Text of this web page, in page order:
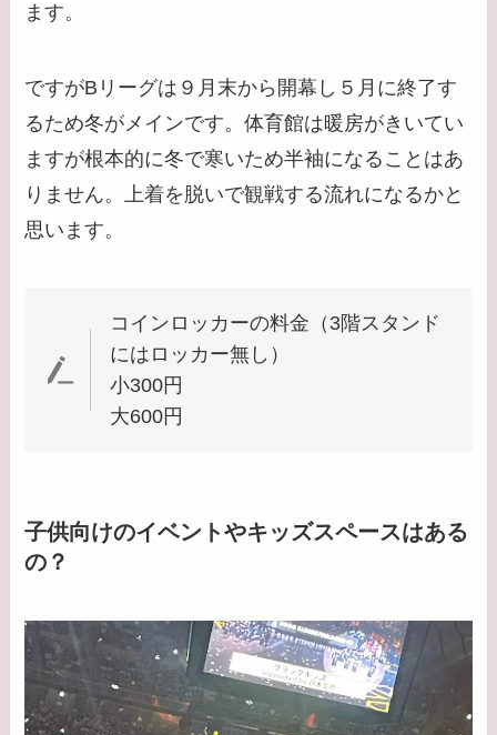
ます。
ですがBリーグは９月末から開幕し５月に終了す
るため冬がメインです。体育館は暖房がきいてい
ますが根本的に冬で寒いため半袖になることはあ
りません。上着を脱いで観戦する流れになるかと
思います。
コインロッカーの料金（3階スタンド
にはロッカー無し）
小300円
大600円
子供向けのイベントやキッズスペースはある
の？